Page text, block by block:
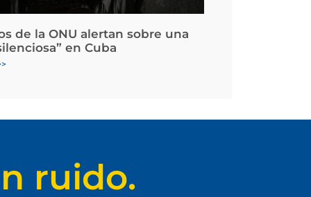
de la ONU alertan sobre una
en Cuba
ruido.